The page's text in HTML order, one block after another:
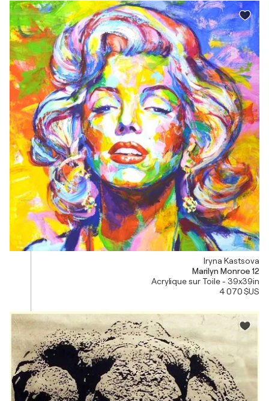
Iryna Kastsova
Marilyn Monroe 12
Acrylique sur Toile - 39x39in
4 070 $US